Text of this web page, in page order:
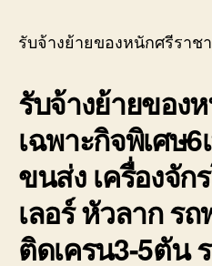
รับจ้างย้ายของหนักศรีราชา
รับจ้างย้ายของ
เฉพาะกิจพิเศษ
ขนส่ง เครื่องจัก
เลอร์ หัวลาก ร
ติดเครน3-5ตัน